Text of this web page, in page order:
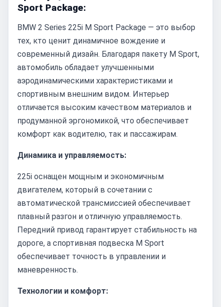
Sport Package:
BMW 2 Series 225i M Sport Package — это выбор
тех, кто ценит динамичное вождение и
современный дизайн. Благодаря пакету M Sport,
автомобиль обладает улучшенными
аэродинамическими характеристиками и
спортивным внешним видом. Интерьер
отличается высоким качеством материалов и
продуманной эргономикой, что обеспечивает
комфорт как водителю, так и пассажирам.
Динамика и управляемость:
225i оснащен мощным и экономичным
двигателем, который в сочетании с
автоматической трансмиссией обеспечивает
плавный разгон и отличную управляемость.
Передний привод гарантирует стабильность на
дороге, а спортивная подвеска M Sport
обеспечивает точность в управлении и
маневренность.
Технологии и комфорт: